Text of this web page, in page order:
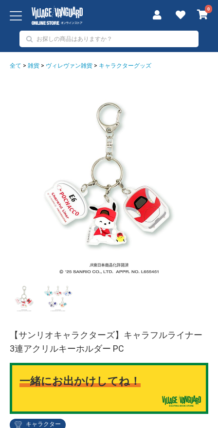
0
全て > 雑貨 > ヴィレヴァン雑貨 > キャラクターグッズ
キャラクター
【サンリオキャラクターズ】キャラフルライナー
3連アクリルキーホルダー PC
一緒にお出かけしてね！